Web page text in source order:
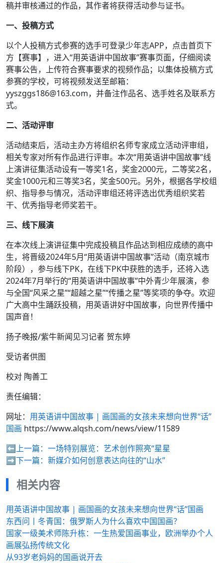
稿并审核通过的作品，其作者将获得活动参与证书。
一、投稿方式
以个人投稿方式参赛的选手可登录少年志APP，点击首页下
方【赛事】，进入“用英语讲中国故事”赛事页面，仔细阅读
赛事公告，上传符合赛事要求的视频作品；以集体投稿方式
参赛的学校，可将视频发送至邮箱：
yyszggs186@163.com，并备注作品名、选手姓名及联系方
式。
二、活动评审
活动结束后，活动主办方将组织名师专家成立活动评审组，
相关专家对所有作品进行评审。本次“用英语讲中国故事”线
上演讲征集活动设有一等奖1名，奖金2000元，二等奖2名，
奖金1000元和三等奖3名，奖金500元。另外，根据各学校组
织、指导参与情况，活动评审组还将评选出优秀组织奖若
干、优秀指导老师奖若干。
三、线下展演
在本次线上演讲征集中完成投稿且作品达到相应成绩的高中
生，将晋级2024年5月“用英语讲中国故事”活动（南京城市
阶段），参与线下PK，在线下PK中获胜的选手，还将入选
2024年7月举行的“用英语讲中国故事”中外青少年展演，参
与全国“风采之星”“超越之星”“传播之星”等奖项的争夺。欢迎
广大高中生踊跃投稿，用英语讲好中国故事，向世界传播中
国声音！
扬子晚报/紫牛新闻见习记者 贺东婷
受访者供图
校对 陶善工
责任编辑：
网址： 用英语讲中国故事 | 画国画的女孩未来想向世界“话”
国画 https://www.alqsh.com/news/view/11589
⬅️上一篇： 一场特别展览：艺术创作照亮“星星
➡️下一篇： 新媒介如何创意表达向往的“山水”
相关内容
用英语讲中国故事 | 画国画的女孩未来想向世界“话”国画
东西问丨冬青国：俄罗斯人为什么喜欢中国国画？
国家一级美术师陈升栋：一生热爱国画事业，欧洲举办个人
画展弘扬传统文化
从93岁老妈妈的国画说开去